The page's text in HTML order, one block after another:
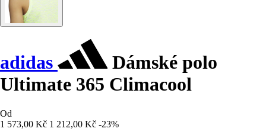
adidas
Dámské polo
Ultimate 365 Climacool
Od
1 573,00 Kč 1 212,00 Kč -23%